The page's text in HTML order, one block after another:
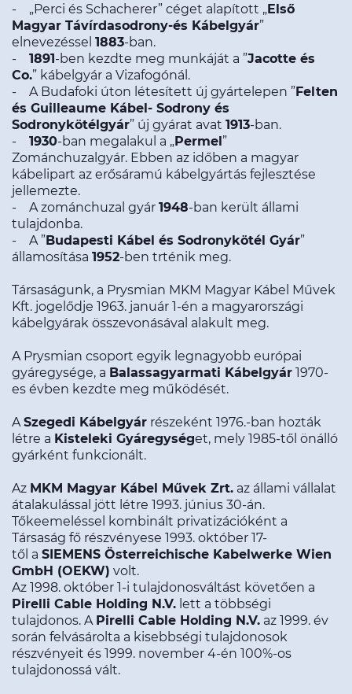
- „Perci és Schacherer” céget alapított „Első
Magyar Távírdasodrony-és Kábelgyár”
elnevezéssel 1883-ban.
- 1891-ben kezdte meg munkáját a ”Jacotte és
Co.” kábelgyár a Vizafogónál.
- A Budafoki úton létesített új gyártelepen ”Felten
és Guilleaume Kábel- Sodrony és
Sodronykötélgyár” új gyárat avat 1913-ban.
- 1930-ban megalakul a „Permel”
Zománchuzalgyár. Ebben az időben a magyar
kábelipart az erősáramú kábelgyártás fejlesztése
jellemezte.
- A zománchuzal gyár 1948-ban került állami
tulajdonba.
- A ”Budapesti Kábel és Sodronykötél Gyár”
államosítása 1952-ben trténik meg.
Társaságunk, a Prysmian MKM Magyar Kábel Művek
Kft. jogelődje 1963. január 1-én a magyarországi
kábelgyárak összevonásával alakult meg.
A Prysmian csoport egyik legnagyobb európai
gyáregysége, a Balassagyarmati Kábelgyár 1970-
es évben kezdte meg működését.
A Szegedi Kábelgyár részeként 1976.-ban hozták
létre a Kisteleki Gyáregységet, mely 1985-től önálló
gyárként funkcionált.
Az MKM Magyar Kábel Művek Zrt. az állami vállalat
átalakulással jött létre 1993. június 30-án.
Tőkeemeléssel kombinált privatizációként a
Társaság fő részvényese 1993. október 17-
től a SIEMENS Österreichische Kabelwerke Wien
GmbH (OEKW) volt.
Az 1998. október 1-i tulajdonosváltást követően a
Pirelli Cable Holding N.V. lett a többségi
tulajdonos. A Pirelli Cable Holding N.V. az 1999. év
során felvásárolta a kisebbségi tulajdonosok
részvényeit és 1999. november 4-én 100%-os
tulajdonossá vált.